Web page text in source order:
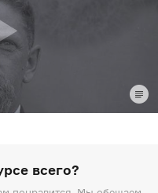
всего?